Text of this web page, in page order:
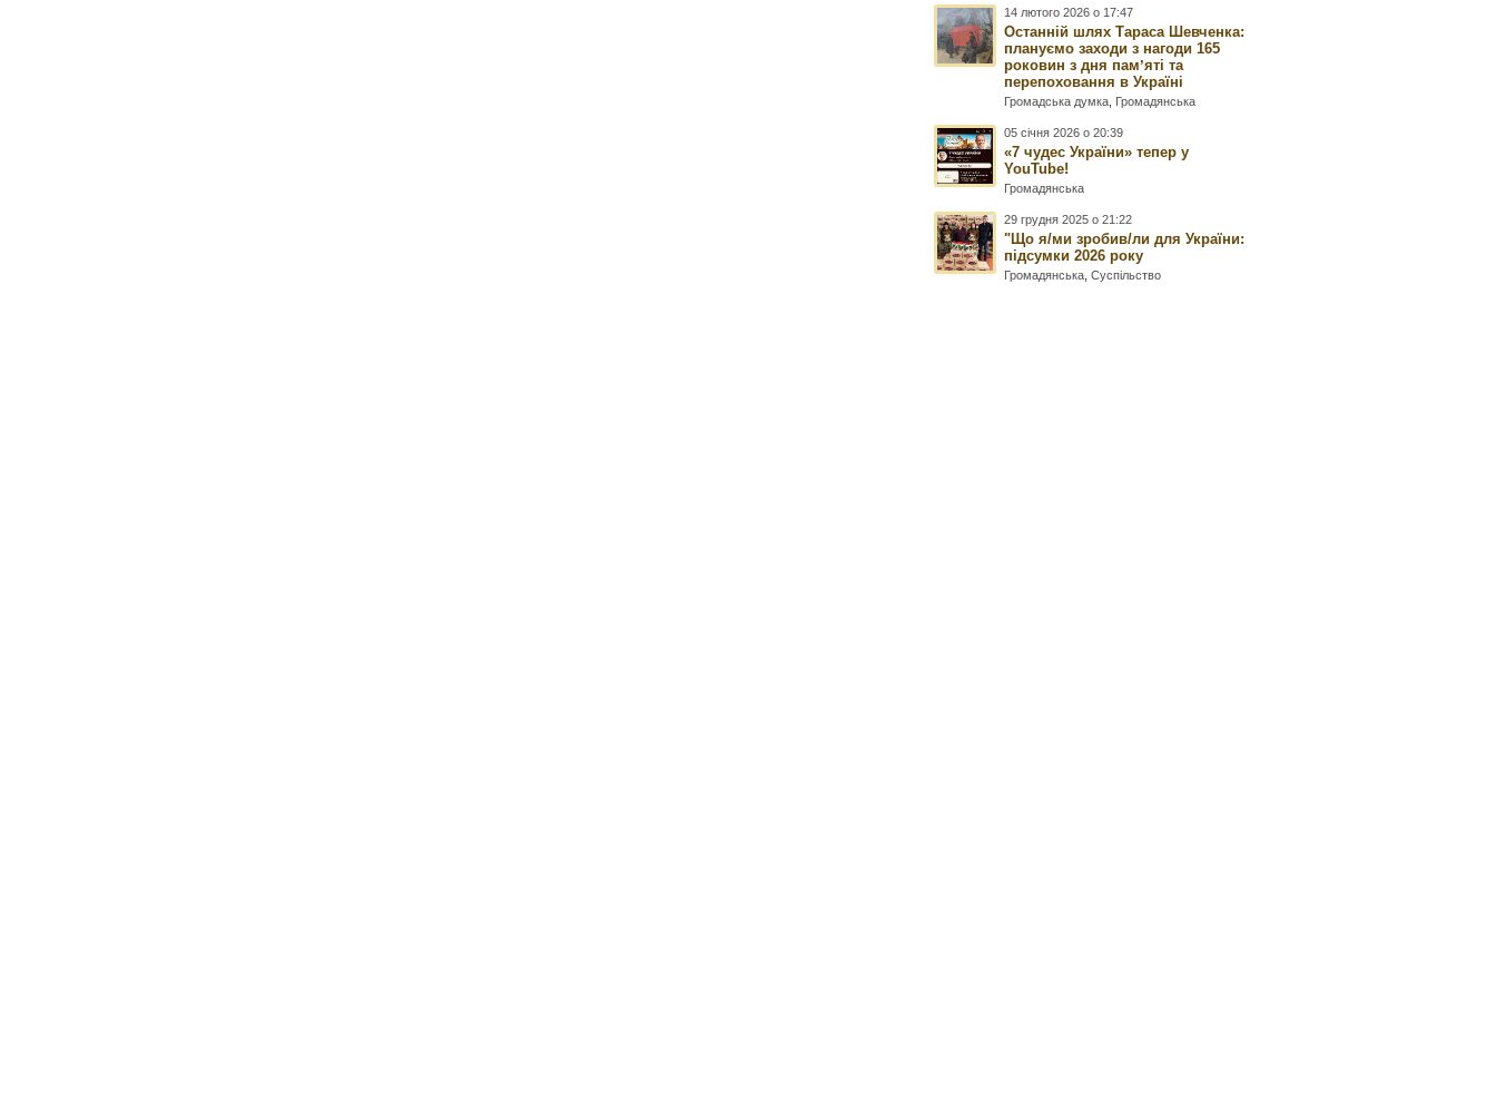
14 лютого 2026 о 17:47
Останній шлях Тараса Шевченка:
плануємо заходи з нагоди 165
роковин з дня памʼяті та
перепоховання в Україні
Громадська думка Громадянська
05 січня 2026 о 20:39
«7 чудес України» тепер у
YouTube!
Громадянська
29 грудня 2025 о 21:22
"Що я/ми зробив/ли для України:
підсумки 2026 року
Громадянська ,Суспільство